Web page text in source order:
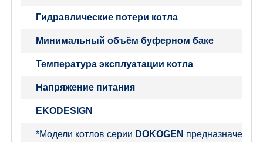
Гидравлические потери котла
Минимальный объём буферном баке
Температура эксплуатации котла
Напряжение питания
EKODESIGN
*Модели котлов серии DOKOGEN предназначены